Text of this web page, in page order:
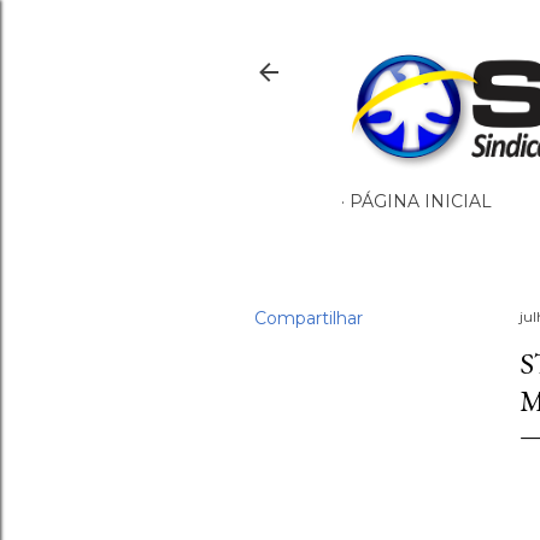
PÁGINA INICIAL
Compartilhar